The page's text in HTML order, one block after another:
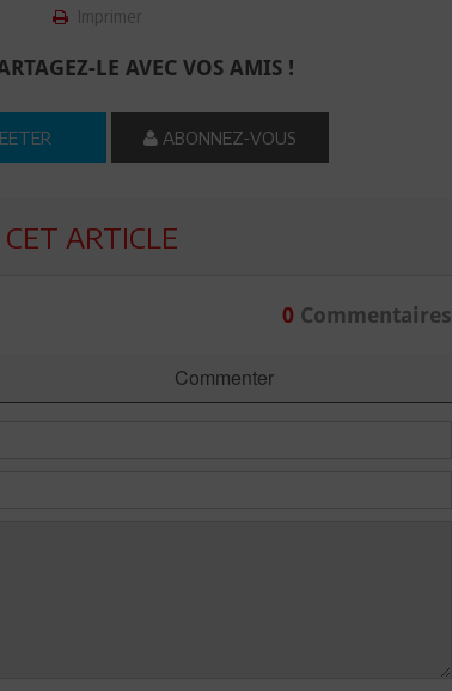
Imprimer
LE AVEC VOS AMIS !
ABONNEZ-VOUS
ARTICLE
0Commentaires
Commenter